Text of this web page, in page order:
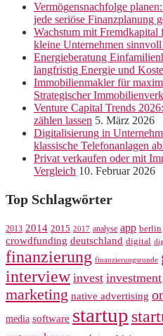
Vermögensnachfolge
jede seriöse Finanzplanung
Wachstum mit
kleine Unternehmen
Energieberatung
langfristig Energie und
Immobilienmakler für
Strategischer
Venture Capital Trends
zählen lassen 5. März 2026
Digitalisierung in
klassische Telefonanlagen
Privat verkaufen oder mit
Vergleich 10. Februar 2026
Top Schlagwörter
2013 2014 2015 2017 analyse app berlin
crowdfunding deutschland digital
finanzierung finanzierungsrunde
interview invest investment
marketing native advertising
media software startup